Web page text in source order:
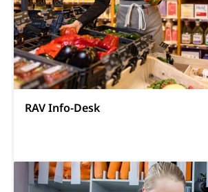
RAV Info-Desk
Polizei
Versorgung
Vorratshaltung, Vorrat
Wasserversorgung
Waffen
Waffenerwerbsschein, Waffenschein,
Bundesamt für
Zivilschutz